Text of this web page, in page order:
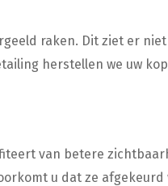
raken. Dit ziet er
herstellen we uw
van betere
u dat ze afgekeurd